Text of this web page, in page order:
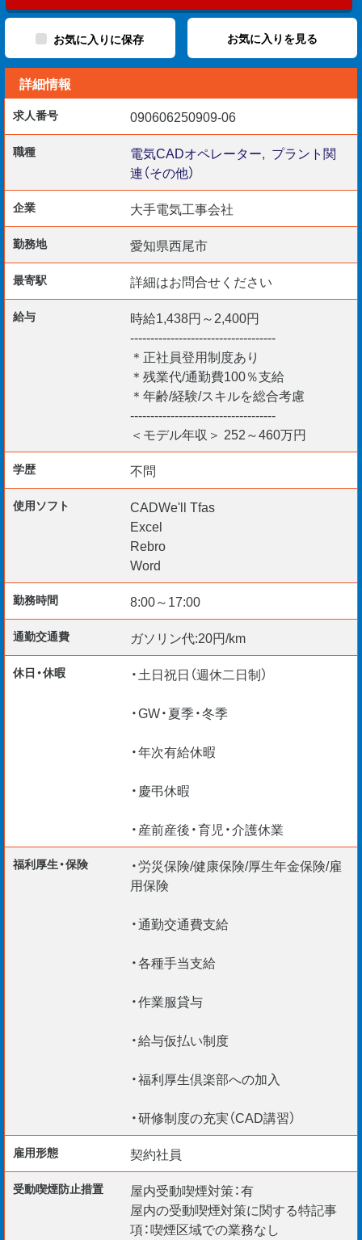
＜応募条件＞
・上記業務を4年以上経験した方
・CADスキル（Rebro・Tfas）
・PCスキル（Excel・Word）
＜勤務開始日＞
・即日～3ヵ月以内（応相談）
＜こんな方を歓迎します＞
・ゼネコンや地場工事会社の出身者
・U/Iターンで働きたい方
マイカー通勤可能です。
ご応募お待ちしております。
＊来社不要のリモート面談実施中
＊資格取得支援制度あり（建築士資格など）
＊CAD・BIMスキルアップ支援
＊給与仮払い制度あり
【For Foreign Engineers】
現在、外国籍の社員が100 名以上在籍。
安心してご活躍いただけますよ！
お気に入りに保存 お気に入りを見る
詳細情報
求人番号 090606250909-06
職種 電気CADオペレーター, プラント関
連（その他）
企業 大手電気工事会社
勤務地 愛知県西尾市
最寄駅 詳細はお問合せください
給与
時給1,438円～2,400円
------------------------------------
＊正社員登用制度あり
＊残業代/通勤費100％支給
＊年齢/経験/スキルを総合考慮
------------------------------------
＜モデル年収＞ 252～460万円
学歴 不問
使用ソフト
CADWe'll Tfas
Excel
Rebro
Word
勤務時間 8:00～17:00
通勤交通費 ガソリン代:20円/km
休日・休暇
・土日祝日（週休二日制）
・GW・夏季・冬季
・年次有給休暇
・慶弔休暇
・産前産後・育児・介護休業
福利厚生・保険
・労災保険/健康保険/厚生年金保険/雇
用保険
・通勤交通費支給
・各種手当支給
・作業服貸与
・給与仮払い制度
・福利厚生倶楽部への加入
・研修制度の充実（CAD講習）
雇用形態 契約社員
受動喫煙防⽌措置
屋内受動喫煙対策：有
屋内の受動喫煙対策に関する特記事
項：喫煙区域での業務なし